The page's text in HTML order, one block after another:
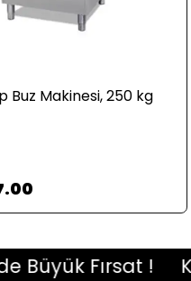
Buz Makinesi, 250 kg
Fırsat !